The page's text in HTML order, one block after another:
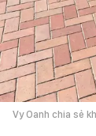
Vy Oanh chia sẻ